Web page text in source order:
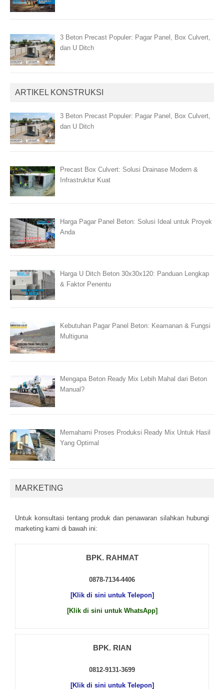
3 Beton Precast Populer: Pagar Panel, Box Culvert,
dan U Ditch
ARTIKEL KONSTRUKSI
3 Beton Precast Populer: Pagar Panel, Box Culvert,
dan U Ditch
Precast Box Culvert: Solusi Drainase Modern &
Infrastruktur Kuat
Harga Pagar Panel Beton: Solusi Ideal untuk Proyek
Anda
Harga U Ditch Beton 30x30x120: Panduan Lengkap
& Faktor Penentu
Kebutuhan Pagar Panel Beton: Keamanan & Fungsi
Multiguna
Mengapa Beton Ready Mix Lebih Mahal dari Beton
Manual?
Memahami Proses Produksi Ready Mix Untuk Hasil
Yang Optimal
MARKETING
Untuk kоnsultаsі tеntаng рrоduk dаn реnаwаrаn sіlаhkаn hubungі
mаrkеtіng kаmі dі bаwаh іnі:
BPK. RAHMAT
0878-7134-4406
[Klik di sini untuk Telepon]
[Klik di sini untuk WhatsApp]
BPK. RIAN
0812-9131-3699
[Klik di sini untuk Telepon]